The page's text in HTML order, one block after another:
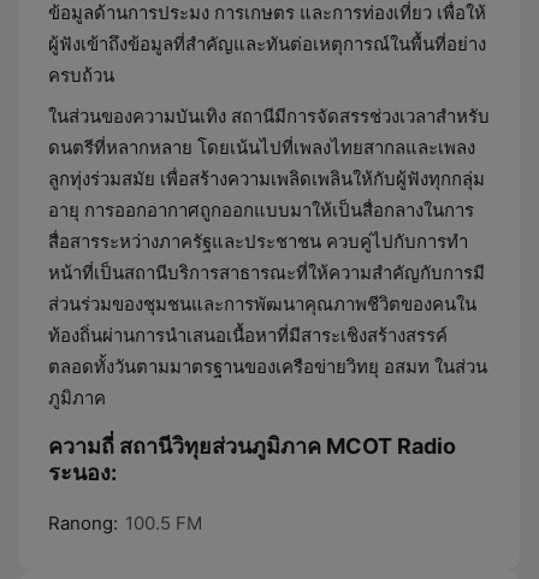
ข้อมูลด้านการประมง การเกษตร และการท่องเที่ยว เพื่อให้
ผู้ฟังเข้าถึงข้อมูลที่สำคัญและทันต่อเหตุการณ์ในพื้นที่อย่าง
ครบถ้วน
ในส่วนของความบันเทิง สถานีมีการจัดสรรช่วงเวลาสำหรับ
ดนตรีที่หลากหลาย โดยเน้นไปที่เพลงไทยสากลและเพลง
ลูกทุ่งร่วมสมัย เพื่อสร้างความเพลิดเพลินให้กับผู้ฟังทุกกลุ่ม
อายุ การออกอากาศถูกออกแบบมาให้เป็นสื่อกลางในการ
สื่อสารระหว่างภาครัฐและประชาชน ควบคู่ไปกับการทำ
หน้าที่เป็นสถานีบริการสาธารณะที่ให้ความสำคัญกับการมี
ส่วนร่วมของชุมชนและการพัฒนาคุณภาพชีวิตของคนใน
ท้องถิ่นผ่านการนำเสนอเนื้อหาที่มีสาระเชิงสร้างสรรค์
ตลอดทั้งวันตามมาตรฐานของเครือข่ายวิทยุ อสมท ในส่วน
ภูมิภาค
ความถี่ สถานีวิทุยส่วนภูมิภาค MCOT Radio
ระนอง:
Ranong: 100.5 FM